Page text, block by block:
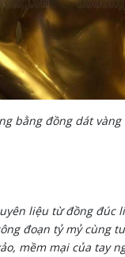
bằng đồng dát vàng
liệu từ đồng đúc
đoạn tỷ mỷ cùng
mềm mại của tay